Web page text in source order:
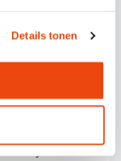
Details tonen
MET
voor
we niet